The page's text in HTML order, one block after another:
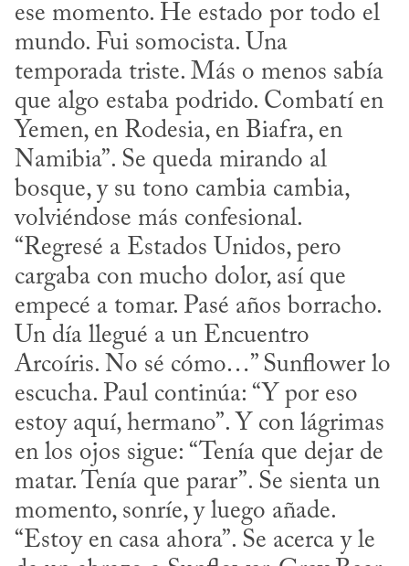
ese momento. He estado por todo el
mundo. Fui somocista. Una
temporada triste. Más o menos sabía
que algo estaba podrido. Combatí en
Yemen, en Rodesia, en Biafra, en
Namibia”. Se queda mirando al
bosque, y su tono cambia cambia,
volviéndose más confesional.
“Regresé a Estados Unidos, pero
cargaba con mucho dolor, así que
empecé a tomar. Pasé años borracho.
Un día llegué a un Encuentro
Arcoíris. No sé cómo…” Sunflower lo
escucha. Paul continúa: “Y por eso
estoy aquí, hermano”. Y con lágrimas
en los ojos sigue: “Tenía que dejar de
matar. Tenía que parar”. Se sienta un
momento, sonríe, y luego añade.
“Estoy en casa ahora”. Se acerca y le